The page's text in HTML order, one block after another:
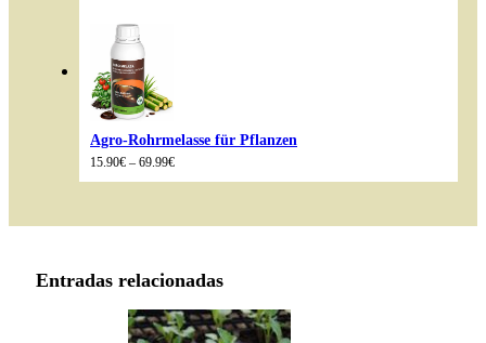
Agro-Rohrmelasse für Pflanzen
15.90€ – 69.99€Preisspanne:
Entradas relacionadas